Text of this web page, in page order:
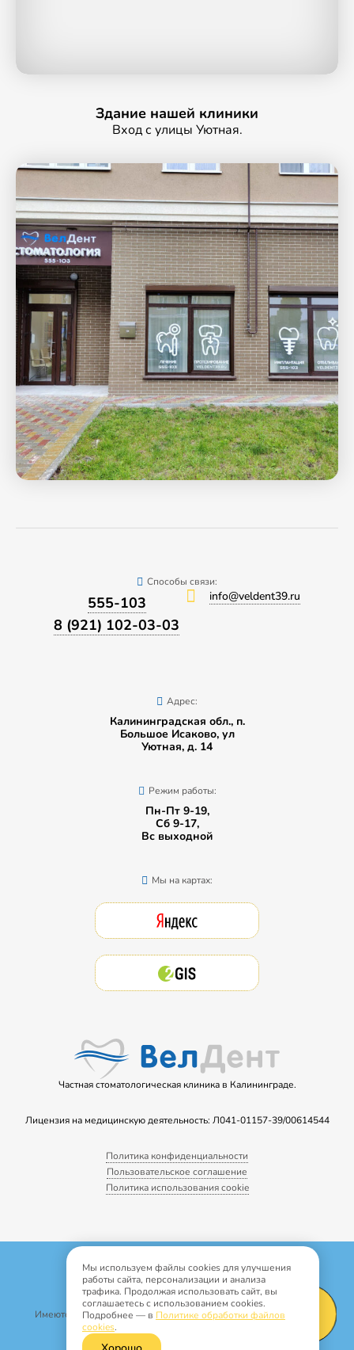
Здание нашей клиники
Вход с улицы Уютная.
Частная стоматологическая клиника в Калининграде.
Лицензия на медицинскую деятельность: Л041-01157-39/00614544
Политика конфиденциальности
Пользовательское соглашение
Политика использования cookie
Способы связи:
555-103
8 (921) 102-03-03
info@veldent39.ru
Адрес:
Калининградская обл., п.
Большое Исаково, ул
Уютная, д. 14
Режим работы:
Пн-Пт 9-19,
Сб 9-17,
Вс выходной
Мы на картах:
Copyright © 2022
Все права защищены
Информация носит рекламный характер.
Имеются медицинские противопоказания и побочные реакции.
Сайт сделан
Мы используем файлы cookies для улучшения
работы сайта, персонализации и анализа
трафика. Продолжая использовать сайт, вы
соглашаетесь с использованием cookies.
Подробнее — в Политике обработки файлов
cookies.